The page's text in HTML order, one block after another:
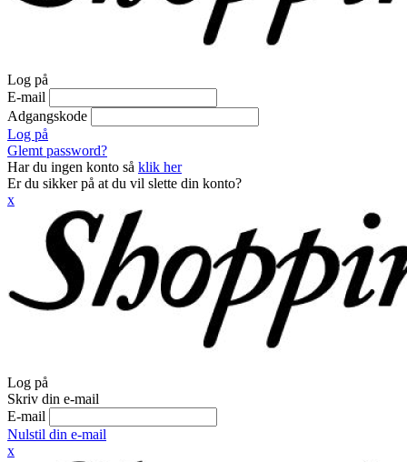
Log på
E-mail
Adgangskode
Log på
Glemt password?
Har du ingen konto så klik her
Er du sikker på at du vil slette din konto?
x
Log på
Skriv din e-mail
E-mail
Nulstil din e-mail
x